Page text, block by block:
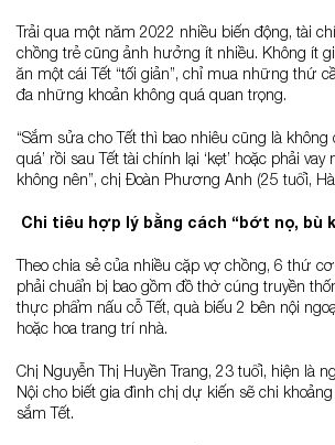
Trải qua một năm 2022 nhiều biến động, tài
chồng trẻ cũng ảnh hưởng ít nhiều. Không ít
ăn một cái Tết “tối giản”, chỉ mua những thứ
đa những khoản không quá quan trọng.
“Sắm sửa cho Tết thì bao nhiêu cũng là không
quá’ rồi sau Tết tài chính lại ‘kẹt’ hoặc phải
không nên”, chị Đoàn Phương Anh (25 tuổi,
Chi tiêu hợp lý bằng cách “bớt nọ, bù
Theo chia sẻ của nhiều cặp vợ chồng, 6 thứ
phải chuẩn bị bao gồm đồ thờ cúng truyền
thực phẩm nấu cỗ Tết, quà biếu 2 bên nội
hoặc hoa trang trí nhà.
Chị Nguyễn Thị Huyền Trang, 23 tuổi, hiện là
Nội cho biết gia đình chị dự kiến sẽ chi
sắm Tết.